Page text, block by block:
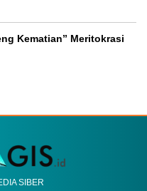
Kematian” Meritokrasi
SIBER